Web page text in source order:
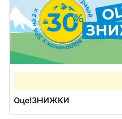
Оце!ЗНИЖКИ